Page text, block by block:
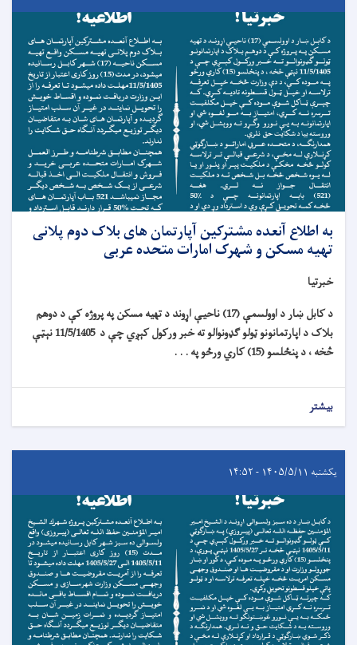
به اطلاع آنعده مشترکین آپارتمان های بلاک دوم پلانی
تهیه مسکن و شهرک امارات متحده عربی
خبرتیا
د کابل ښار د اوولسمې (17) ناحیې اړوند د تهیه مسکن په پروژه کې د دوهم
بلاک د اپارتمانونو ټولو ګډونوالو ته خبر ورکول کېږي چې د 11/5/1405 نېټې
څخه ، د پنځلسو (15) کاري ورځو په . . .
بیشتر
یکشنبه ۱۴۰۵/۵/۱۱ - ۱۴:۵۲